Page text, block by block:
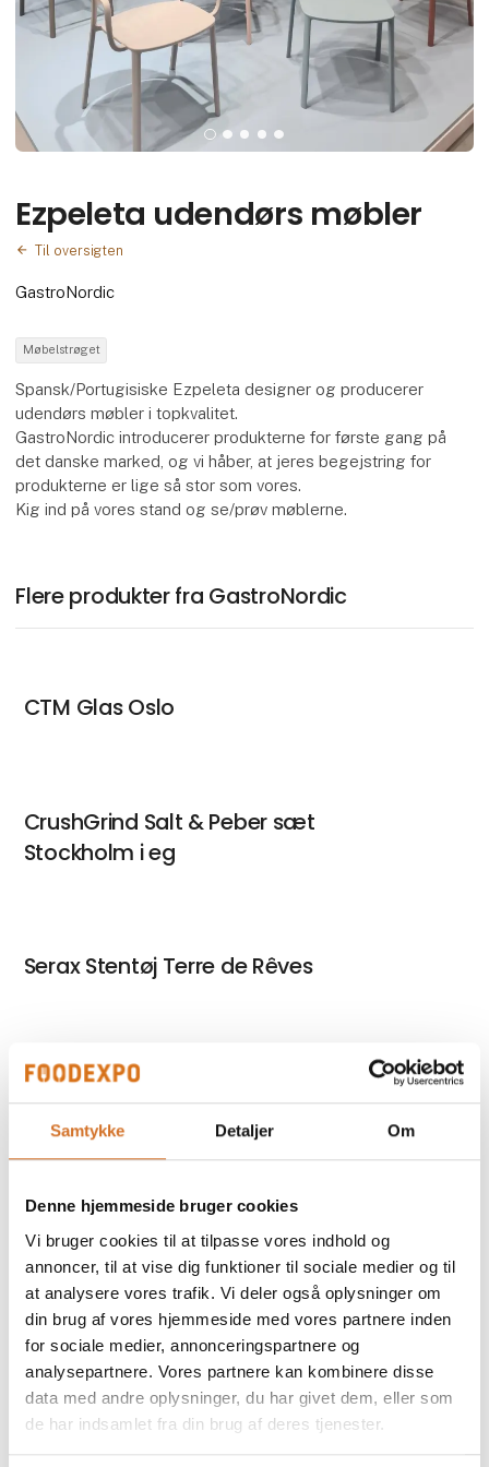
Samtykke Detaljer Om
Denne hjemmeside bruger cookies
Vi bruger cookies til at tilpasse vores indhold og
annoncer, til at vise dig funktioner til sociale medier og til
at analysere vores trafik. Vi deler også oplysninger om
din brug af vores hjemmeside med vores partnere inden
for sociale medier, annonceringspartnere og
analysepartnere. Vores partnere kan kombinere disse
data med andre oplysninger, du har givet dem, eller som
de har indsamlet fra din brug af deres tjenester.
Ezpeleta udendørs møbler
Til oversigten
GastroNordic
Møbelstrøget
Spansk/Portugisiske Ezpeleta designer og producerer
udendørs møbler i topkvalitet.
GastroNordic introducerer produkterne for første gang på
det danske marked, og vi håber, at jeres begejstring for
produkterne er lige så stor som vores.
Kig ind på vores stand og se/prøv møblerne.
Flere produkter fra GastroNordic
CTM Glas Oslo
CrushGrind Salt & Peber sæt
Stockholm i eg
Serax Stentøj Terre de Rêves
Pordamsa Mediterranean Textures
Porcelæn
Zwiesel Krystalglas
Fortessa farvede glas